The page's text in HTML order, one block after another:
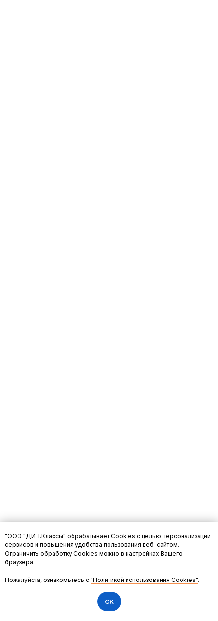
"ООО "ДИН.Классы" обрабатывает Cookies с целью персонализации
сервисов и повышения удобства пользования веб-сайтом.
Ограничить обработку Cookies можно в настройках Вашего
браузера.
Пожалуйста, ознакомьтесь с "Политикой использования Cookies".
OK